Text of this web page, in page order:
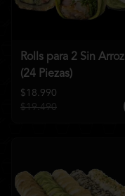
Rolls para 2 Sin Arroz
(24 Piezas)
$18.990
$19.490